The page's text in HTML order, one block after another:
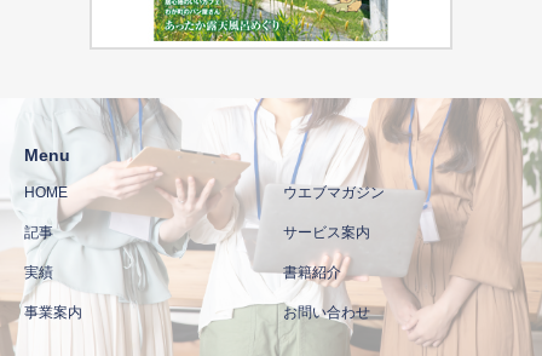
Menu
HOME ウエブマガジン
記事 サービス案内
実績 書籍紹介
事業案内 お問い合わせ